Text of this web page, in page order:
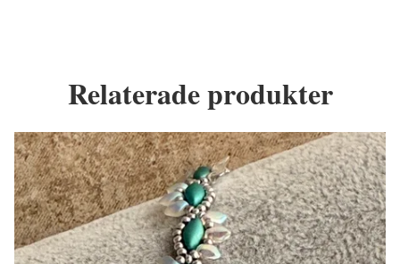
Relaterade produkter